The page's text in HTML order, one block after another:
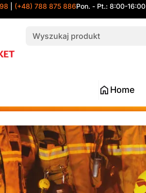
(+48) 788 875 886Pon. - Pt.: 8:00-16:00
Home